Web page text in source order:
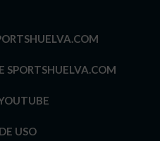
SPORTSHUELVA.COM
USO